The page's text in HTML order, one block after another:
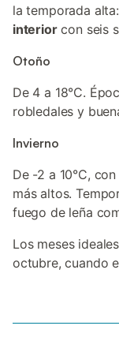
la temporada
interiorcon seis
Otoño
De 4 a 18°C.
robledales y
Invierno
De -2 a 10°C,
más altos.
fuego de leña
Los meses
octubre, cuando